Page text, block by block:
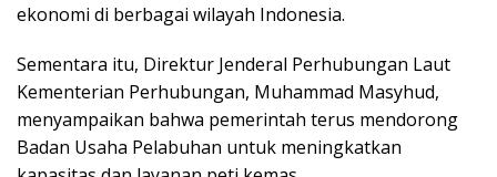
ekonomi di berbagai wilayah Indonesia.
Sementara itu, Direktur Jenderal Perhubungan Laut
Kementerian Perhubungan, Muhammad Masyhud,
menyampaikan bahwa pemerintah terus mendorong
Badan Usaha Pelabuhan untuk meningkatkan